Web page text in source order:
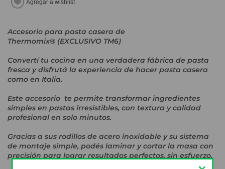
Accesorio para pasta casera de
Thermomix® (EXCLUSIVO TM6)
Convertí tu cocina en una verdadera fábrica de pasta
fresca y disfrutá la experiencia de hacer pasta casera
como en Italia.
Este accesorio te permite transformar ingredientes
simples en pastas irresistibles, con textura y calidad
profesional en solo minutos.
Gracias a sus rodillos de acero inoxidable y su sistema
de montaje simple, podés laminar y cortar la masa con
precisión para lograr resultados perfectos, sin esfuerzo.